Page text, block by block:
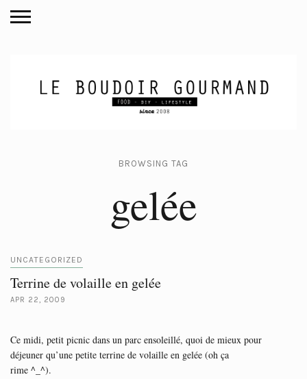
BROWSING TAG
gelée
UNCATEGORIZED
Terrine de volaille en gelée
APR 22, 2009
Ce midi, petit picnic dans un parc ensoleillé, quoi de mieux pour
déjeuner qu’une petite terrine de volaille en gelée (oh ça
rime ^_^).